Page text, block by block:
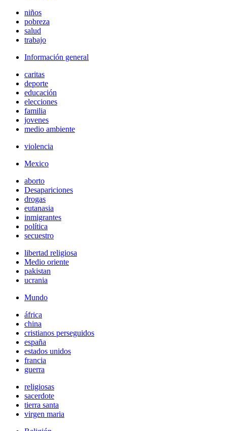
niños
pobreza
salud
trabajo
Información general
caritas
deporte
educación
elecciones
familia
jovenes
medio ambiente
violencia
Mexico
aborto
Desapariciones
drogas
eutanasia
inmigrantes
política
secuestro
libertad religiosa
Medio oriente
pakistan
ucrania
Mundo
áfrica
china
cristianos perseguidos
españa
estados unidos
francia
guerra
religiosas
sacerdote
tierra santa
virgen maria